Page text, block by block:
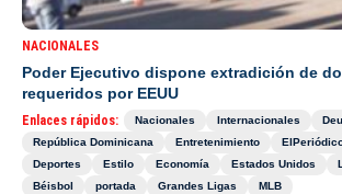
NACIONALES
Poder Ejecutivo dispone extradición de
requeridos por EEUU
Enlaces rápidos: Nacionales Internacionales
República Dominicana
Entretenimiento
Deportes
Estilo Economía Estados Unidos
Béisbol
portada Grandes Ligas MLB